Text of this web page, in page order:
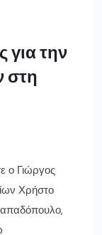
για την
στη
ο Γιώργος
Χρήστο